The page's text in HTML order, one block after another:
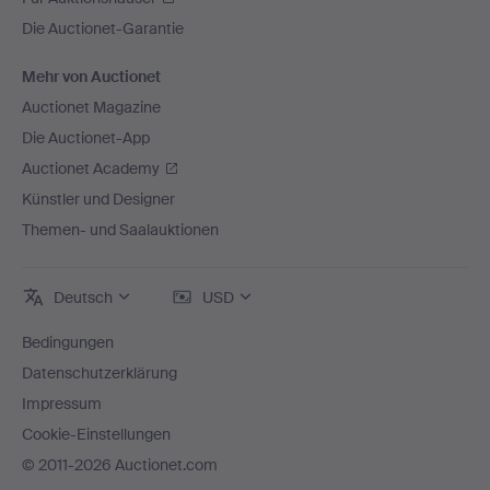
Die Auctionet-Garantie
Mehr von Auctionet
Auctionet Magazine
Die Auctionet-App
Auctionet Academy
Künstler und Designer
Themen- und Saalauktionen
Deutsch USD
Bedingungen
Datenschutzerklärung
Impressum
Cookie-Einstellungen
© 2011-2026 Auctionet.com